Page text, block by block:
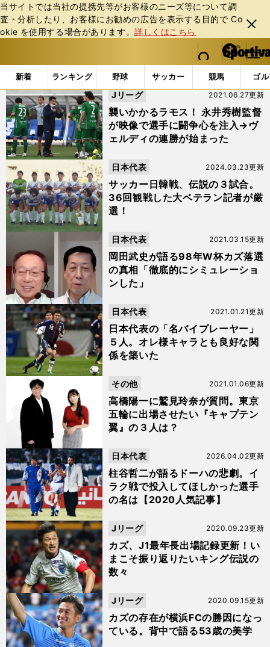
当サイトでは当社の提携先等がお客様のニーズ等について調
査・分析したり、お客様にお勧めの広告を表⽰する⽬的で Co
okie を使⽤する場合があります。詳しくはこちら
閉じ
る
web Sportiva (webスポルティーバ)
検索
マイペ
ー
ジ
メニュ
新着 ランキング 野球 サッカー 競馬 ゴ
b
ス
ポ
ル
テ
ィ
ー
バ
「北澤豪」の検索結果 (2ページ目)
襲いかかるラモス！ 永井秀樹監督
が映像で選手に闘争心を注入→ヴ
ェルディの連勝が始まった
2021.06.27更新
Jリーグ
サッカー日韓戦、伝説の３試合。
36回観戦した大ベテラン記者が厳
選！
2024.03.23更新
日本代表
岡田武史が語る98年W杯カズ落選
の真相「徹底的にシミュレーショ
ンした」
2021.03.15更新
日本代表
日本代表の「名バイプレーヤー」
５人。オレ様キャラとも良好な関
係を築いた
2021.01.21更新
日本代表
高橋陽一に鷲見玲奈が質問。東京
五輪に出場させたい『キャプテン
翼』の３人は？
2021.01.06更新
その他
柱谷哲二が語るドーハの悲劇。イ
ラク戦で投入してほしかった選手
の名は【2020人気記事】
2026.04.02更新
日本代表
カズ、J1最年長出場記録更新！い
まこそ振り返りたいキング伝説の
数々
2020.09.23更新
Jリーグ
カズの存在が横浜FCの勝因になっ
ている。背中で語る53歳の美学
2020.09.15更新
Jリーグ